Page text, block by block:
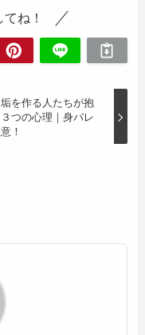
ね！
を作る人たちが抱
つの心理｜身バレ
！